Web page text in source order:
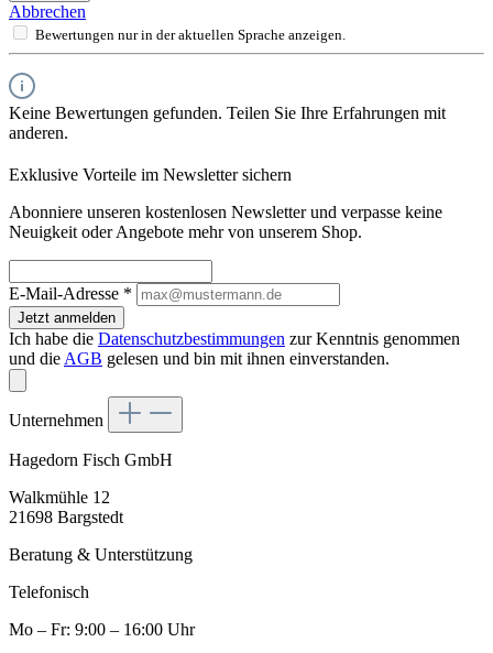
Abbrechen
Bewertungen nur in der aktuellen Sprache anzeigen.
Keine Bewertungen gefunden. Teilen Sie Ihre Erfahrungen mit
anderen.
Exklusive Vorteile im Newsletter sichern
Abonniere unseren kostenlosen Newsletter und verpasse keine
Neuigkeit oder Angebote mehr von unserem Shop.
E-Mail-Adresse *
Jetzt anmelden
Ich habe die Datenschutzbestimmungen zur Kenntnis genommen
und die AGB gelesen und bin mit ihnen einverstanden.
Unternehmen
Hagedorn Fisch GmbH
Walkmühle 12
21698 Bargstedt
Beratung & Unterstützung
Telefonisch
Mo – Fr: 9:00 – 16:00 Uhr